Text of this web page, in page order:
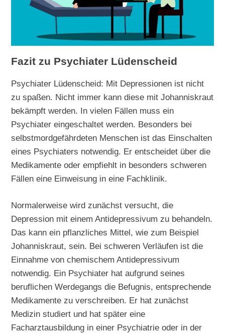
Fazit zu Psychiater Lüdenscheid
Psychiater Lüdenscheid: Mit Depressionen ist nicht
zu spaßen. Nicht immer kann diese mit Johanniskraut
bekämpft werden. In vielen Fällen muss ein
Psychiater eingeschaltet werden. Besonders bei
selbstmordgefährdeten Menschen ist das Einschalten
eines Psychiaters notwendig. Er entscheidet über die
Medikamente oder empfiehlt in besonders schweren
Fällen eine Einweisung in eine Fachklinik.
Normalerweise wird zunächst versucht, die
Depression mit einem Antidepressivum zu behandeln.
Das kann ein pflanzliches Mittel, wie zum Beispiel
Johanniskraut, sein. Bei schweren Verläufen ist die
Einnahme von chemischem Antidepressivum
notwendig. Ein Psychiater hat aufgrund seines
beruflichen Werdegangs die Befugnis, entsprechende
Medikamente zu verschreiben. Er hat zunächst
Medizin studiert und hat später eine
Facharztausbildung in einer Psychiatrie oder in der